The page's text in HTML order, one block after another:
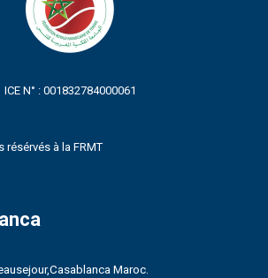
ICE N° : 001832784000061
à la FRMT
Maroc.